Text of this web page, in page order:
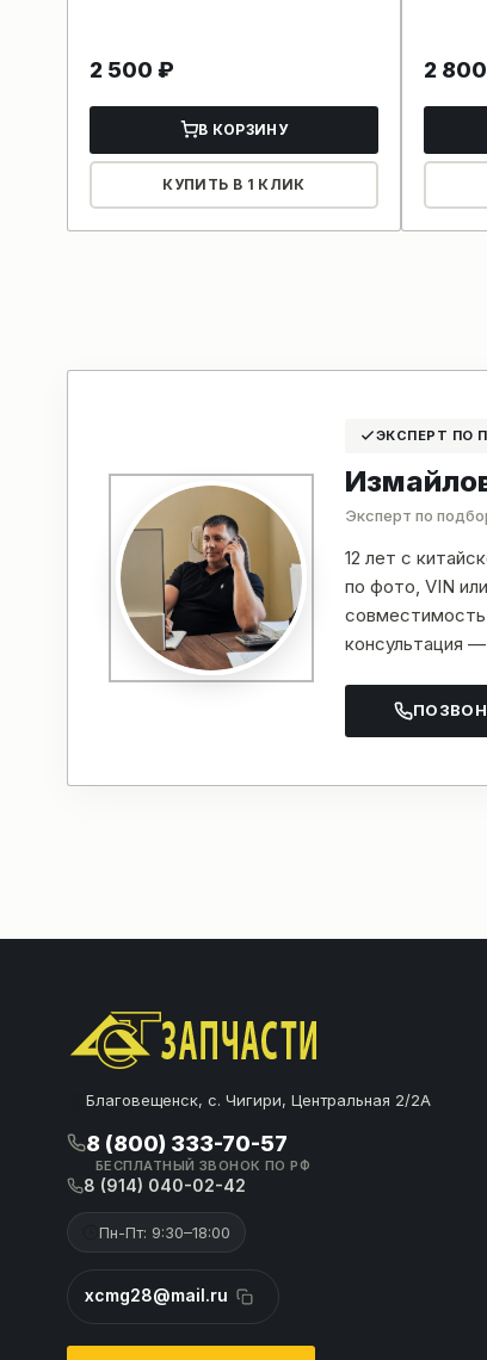
2 500 ₽
В КОРЗИНУ
КУПИТЬ В 1 КЛИК
2 800
ЭКСПЕРТ ПО
Эксперт по
12 лет с
по фото, VIN
консультация
Благовещенск, с. Чигири, Центральная 2/2А
8 (800) 333-70-57
БЕСПЛАТНЫЙ ЗВОНОК ПО РФ
8 (914) 040-02-42
Пн-Пт: 9:30–18:00
xcmg28@mail.ru